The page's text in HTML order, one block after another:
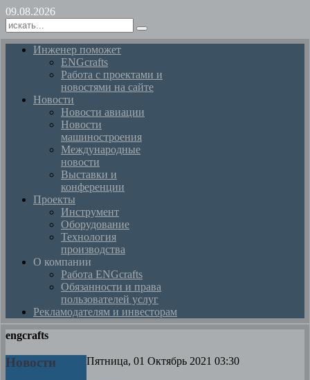
09.08.2026
Инженер поможет
ENGcrafts
Работа с проектами и
новостями на сайте
Новости
Новости авиации
Новости
машиностроения
Международные
новости
Выставки и
конференции
Проекты
Инструмент
Оборудование
Технология
производства
О компании
Работа ENGcrafts
Обязанности и права
пользователей услуг
Рекламодателям и инвесторам
engcrafts
Пятница, 01 Октябрь 2021 03:30
Новости